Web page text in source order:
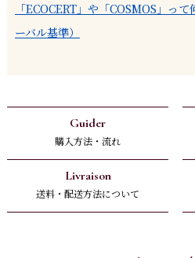
「ECOCERT」や「COSMOS」っ
ーバル基準）
Guider
購入方法・流れ
Livraison
送料・配送方法について